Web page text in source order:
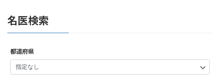
名医検索
都道府県